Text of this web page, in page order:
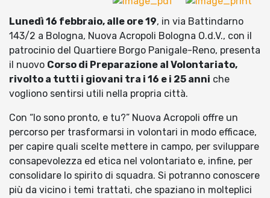
Lunedì 16 febbraio, alle ore 19, in via Battindarno
143/2 a Bologna, Nuova Acropoli Bologna O.d.V., con il
patrocinio del Quartiere Borgo Panigale-Reno, presenta
il nuovo Corso di Preparazione al Volontariato,
rivolto a tutti i giovani tra i 16 e i 25 anni che
vogliono sentirsi utili nella propria città.
Con “Io sono pronto, e tu?” Nuova Acropoli offre un
percorso per trasformarsi in volontari in modo efficace,
per capire quali scelte mettere in campo, per sviluppare
consapevolezza ed etica nel volontariato e, infine, per
consolidare lo spirito di squadra. Si potranno conoscere
più da vicino i temi trattati, che spaziano in molteplici